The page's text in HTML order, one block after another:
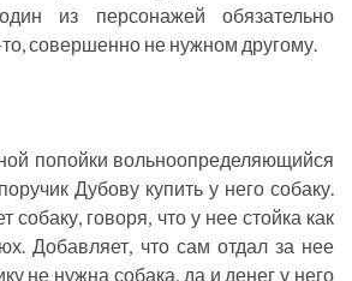
из персонажей обязательно
совершенно не нужном другому.
попойки вольноопределяющийся
Дубову купить у него собаку.
собаку, говоря, что у нее стойка как
Добавляет, что сам отдал за нее
не нужна собака, да и денег у него